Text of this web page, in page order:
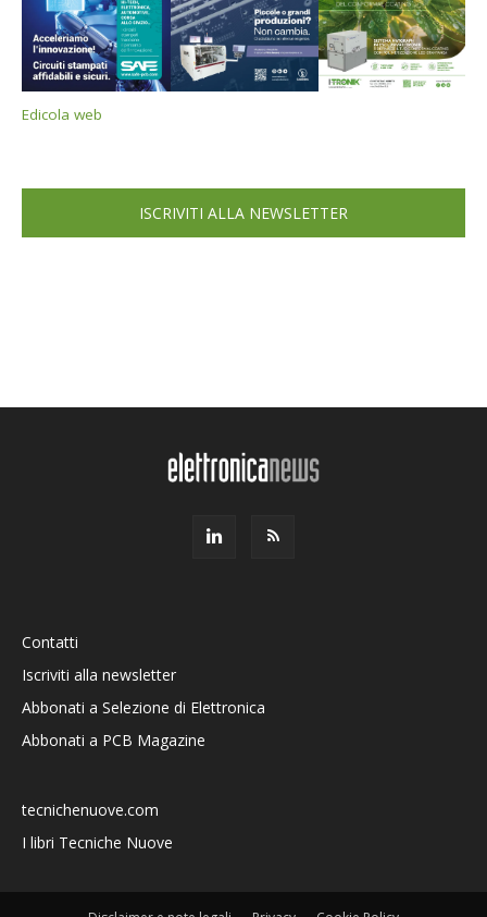
Edicola web
ISCRIVITI ALLA NEWSLETTER
Contatti
Iscriviti alla newsletter
Abbonati a Selezione di Elettronica
Abbonati a PCB Magazine
tecnichenuove.com
I libri Tecniche Nuove